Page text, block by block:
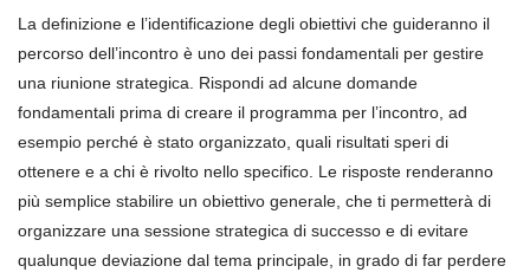
La definizione e l’identificazione degli obiettivi che guideranno il
percorso dell’incontro è uno dei passi fondamentali per gestire
una riunione strategica. Rispondi ad alcune domande
fondamentali prima di creare il programma per l’incontro, ad
esempio perché è stato organizzato, quali risultati speri di
ottenere e a chi è rivolto nello specifico. Le risposte renderanno
più semplice stabilire un obiettivo generale, che ti permetterà di
organizzare una sessione strategica di successo e di evitare
qualunque deviazione dal tema principale, in grado di far perdere